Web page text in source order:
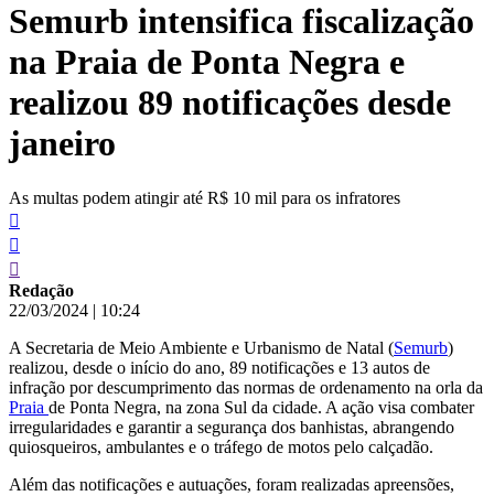
conteúdo
Semurb intensifica fiscalização
na Praia de Ponta Negra e
realizou 89 notificações desde
janeiro
As multas podem atingir até R$ 10 mil para os infratores
Redação
22/03/2024 | 10:24
A Secretaria de Meio Ambiente e Urbanismo de Natal (Semurb)
realizou, desde o início do ano, 89 notificações e 13 autos de
infração por descumprimento das normas de ordenamento na orla da
Praia de Ponta Negra, na zona Sul da cidade. A ação visa combater
irregularidades e garantir a segurança dos banhistas, abrangendo
quiosqueiros, ambulantes e o tráfego de motos pelo calçadão.
Além das notificações e autuações, foram realizadas apreensões,